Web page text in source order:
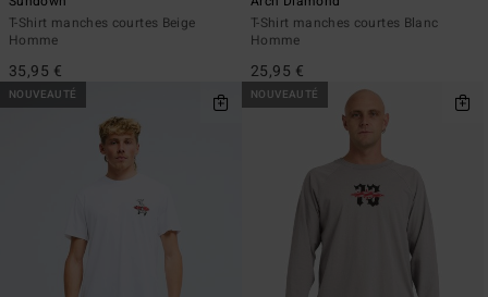
T-Shirt manches courtes Beige
Homme
35,95 €
T-Shirt manches courtes Blanc
Homme
25,95 €
NOUVEAUTÉ NOUVEAUTÉ